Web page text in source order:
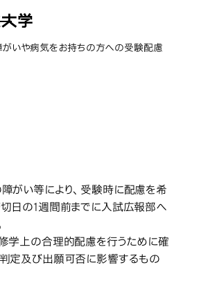
Menu
がいや病気をお持ちの方への受験配慮
がい等により、受験時に配慮を希
日の1週間前までに入試広報部へ
学上の合理的配慮を行うために確
定及び出願可否に影響するもの